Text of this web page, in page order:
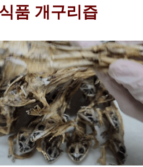
품 개구리즙